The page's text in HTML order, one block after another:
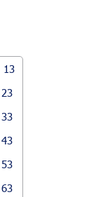
13
23
33
43
53
63